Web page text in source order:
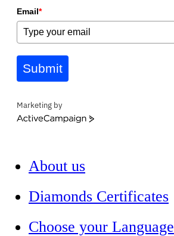
Email*
Submit
Marketing by
ActiveCampaign
About us
Diamonds Certificates
Choose your Language